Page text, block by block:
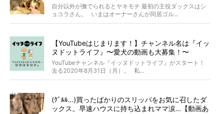
自分以外が撫でられるとヤキモチ 最初の主役ダックスはシ
ョコラさん。 いまはオーナーさんが同居ゴル...
【YouTubeはじまります！】チャンネル名は『イッ
ヌドットライフ』〜愛犬の動画も大募集！〜
YouTubeチャンネル『イッヌドットライフ』がスタート！
去る2020年8月31日（月）。 私...
(ｸﾞﾙﾙ…)買ったばかりのスリッパをお気に召したダ
ックス。早速ハウスに持ち込まれママ涙…【動画あ